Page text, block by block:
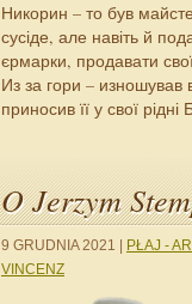
Никорин – то був
сусіде, але навіть й
єрмарки, продавати
Из за гори – изношував
приносив її у свої рідні
O Jerzym
9 GRUDNIA 2021 PŁAJ -
VINCENZ